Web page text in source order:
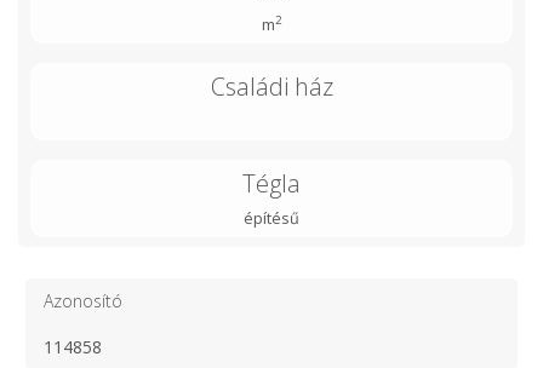
m2
Családi ház
Tégla
építésű
Azonosító
114858